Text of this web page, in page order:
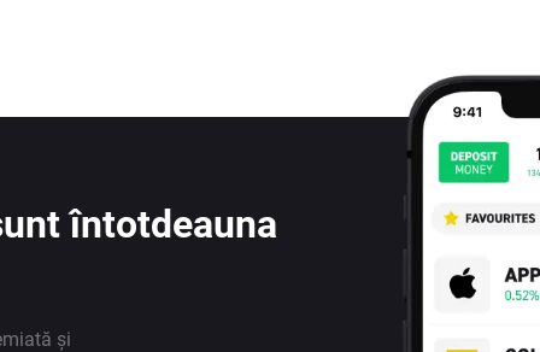
întotdeauna
și